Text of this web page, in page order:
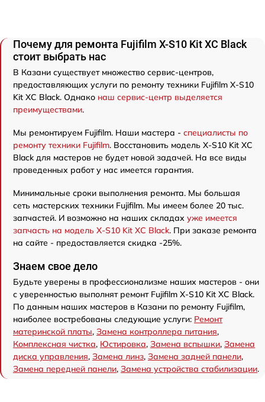
Почему для ремонта Fujifilm X-S10 Kit XC Black
стоит выбрать нас
В Казани существует множество сервис-центров,
предоставляющих услуги по ремонту техники Fujifilm X-S10
Kit XC Black. Однако наш сервис-центр выделяется
преимуществами.
Мы ремонтируем Fujifilm. Наши мастера - специалисты по
ремонту техники Fujifilm. Восстановить модель X-S10 Kit XC
Black для мастеров не будет новой задачей. На все виды
проведенных работ у нас имеется гарантия.
Минимальные сроки выполнения ремонта. Мы большая
сеть мастерских техники Fujifilm. Мы имеем более 20 тыс.
запчастей. И возможно на наших складах уже имеется
запчасть на модель X-S10 Kit XC Black. При заказе ремонта
на сайте - предоставляется скидка -25%.
Знаем свое дело
Будьте уверены в профессионализме наших мастеров - они
с уверенностью выполнят ремонт Fujifilm X-S10 Kit XC Black.
По данным наших мастеров в Казани по ремонту Fujifilm,
наиболее востребованы следующие услуги: Ремонт
материнской платы, Замена контроллера питания,
Комплексная чистка, Юстировка, Замена вспышки, Замена
диска управления, Замена линз, Замена задней панели,
Замена передней панели, Замена устройства стабилизации.